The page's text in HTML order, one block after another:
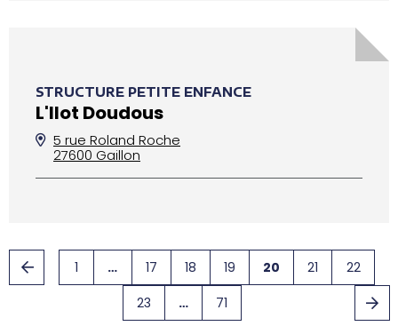
STRUCTURE PETITE ENFANCE
L'Ilot Doudous
5 rue Roland Roche
27600 Gaillon
1 … 17 18 19 20 21
22
23
… 71